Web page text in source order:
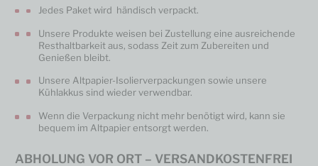
Jedes Paket wird händisch verpackt.
Unsere Produkte weisen bei Zustellung eine ausreichende
Resthaltbarkeit aus, sodass Zeit zum Zubereiten und
Genießen bleibt.
Unsere Altpapier-Isolierverpackungen sowie unsere
Kühlakkus sind wieder verwendbar.
Wenn die Verpackung nicht mehr benötigt wird, kann sie
bequem im Altpapier entsorgt werden.
ABHOLUNG VOR ORT – VERSANDKOSTENFREI